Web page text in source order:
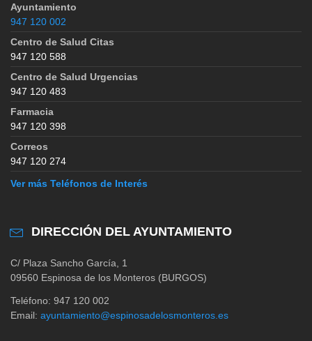
Ayuntamiento
947 120 002
Centro de Salud Citas
947 120 588
Centro de Salud Urgencias
947 120 483
Farmacia
947 120 398
Correos
947 120 274
Ver más Teléfonos de Interés
DIRECCIÓN DEL AYUNTAMIENTO
C/ Plaza Sancho García, 1
09560 Espinosa de los Monteros (BURGOS)
Teléfono: 947 120 002
Email: ayuntamiento@espinosadelosmonteros.es